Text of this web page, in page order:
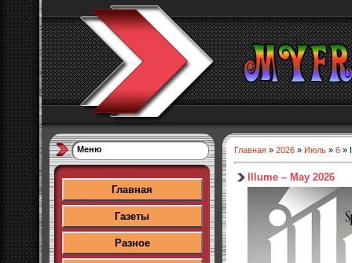
Меню
Главная
Газеты
Разное
Главная » 2026 » Июль » 6 »
Illume – May 2026